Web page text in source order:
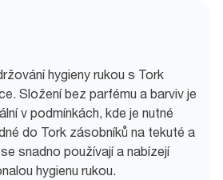
hygieny rukou s Tork
Složení bez parfému a barviv je
v podmínkách, kde je nutné
do Tork zásobníků na tekuté a
snadno používají a nabízejí
hygienu rukou.